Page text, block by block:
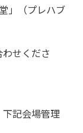
」（プレハブ
せくださ
記会場管理